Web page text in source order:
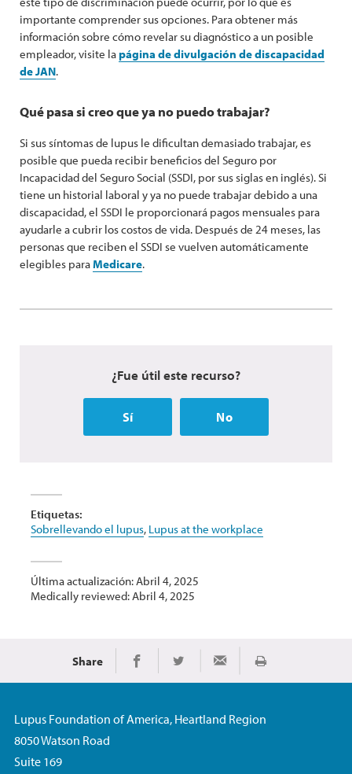
importante comprender sus opciones. Para obtener más
información sobre cómo revelar su diagnóstico a un posible
empleador, visite lapágina de divulgación de discapacidad
de JAN.
Qué pasa si creo que ya no puedo trabajar?
Si sus síntomas de lupus le dificultan demasiado trabajar, es
posible que pueda recibir beneficios del Seguro por
Incapacidad del Seguro Social (SSDI, por sus siglas en inglés). Si
tiene un historial laboral y ya no puede trabajar debido a una
discapacidad, el SSDI le proporcionará pagos mensuales para
ayudarle a cubrir los costos de vida. Después de 24 meses, las
personas que reciben el SSDI se vuelven automáticamente
elegibles paraMedicare.
¿Fue útil este recurso?
Sí No
Etiquetas:
Sobrellevando el lupus, Lupus at the workplace
Última actualización: Abril 4, 2025
Medically reviewed: Abril 4, 2025
Share Share on Facebook
Share on TwitterShare via EmailImprimir
Lupus Foundation of America, Heartland Region
8050 Watson Road
Suite 169